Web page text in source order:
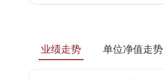
业绩走势 单位净值走势